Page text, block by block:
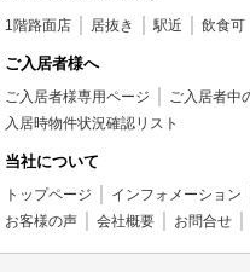
1階路面店 居抜き 駅近 飲食可
ご入居者様へ
ご入居者様専用ページ ご入居者中
入居時物件状況確認リスト
当社について
トップページ インフォメーション
お客様の声
会社概要 お問合せ